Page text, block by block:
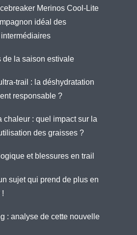
Merinos Cool-Lite
idéal des
de la saison estivale
trail : la déshydratation
responsable ?
chaleur : quel impact sur la
des graisses ?
et blessures en trail
sujet qui prend de plus en
!
: analyse de cette nouvelle